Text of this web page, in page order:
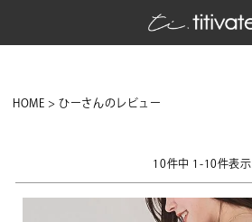
HOME ひーさんのレビュー
10件中 1 -10件表示